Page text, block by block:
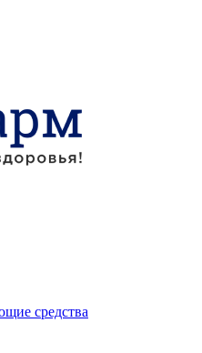
средства